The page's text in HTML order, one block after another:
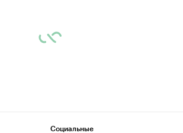
Социальные